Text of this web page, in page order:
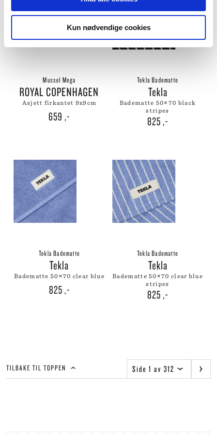
Kun nødvendige cookies
Mussel Mega
ROYAL COPENHAGEN
asjett firkantet 9x9cm
659 ,-
Tekla Badematte
Tekla
badematte 50×70 black
stripes
825 ,-
Tekla Badematte
Tekla
badematte 50×70 clear blue
825 ,-
Tekla Badematte
Tekla
badematte 50×70 clear blue
stripes
825 ,-
TILBAKE TIL TOPPEN Side 1 av 312